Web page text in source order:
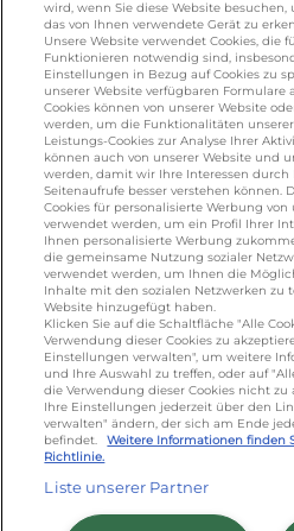
galbani.de/
salakis.de/
omiramilch.de
Lactalis Deutschland
887 366 /
Omira Bodenseemilch
(0)751 887
wird, wenn Sie diese Website
das von Ihnen verwendete Gerät zu
Unsere Website verwendet Cookies, die
Funktionieren notwendig sind,
Einstellungen in Bezug auf Cookies zu
unserer Website verfügbaren Formulare
Cookies können von unserer Website
werden, um die Funktionalitäten unserer
Leistungs-Cookies zur Analyse Ihrer
können auch von unserer Website und
werden, damit wir Ihre Interessen durch
Seitenaufrufe besser verstehen können.
Cookies für personalisierte Werbung von
verwendet werden, um ein Profil Ihrer
Ihnen personalisierte Werbung
die gemeinsame Nutzung sozialer
verwendet werden, um Ihnen die
Inhalte mit den sozialen Netzwerken zu
Website hinzugefügt haben.
Klicken Sie auf die Schaltfläche "Alle
Verwendung dieser Cookies zu
Einstellungen verwalten", um weitere
und Ihre Auswahl zu treffen, oder auf
die Verwendung dieser Cookies nicht zu
Ihre Einstellungen jederzeit über den
verwalten" ändern, der sich am Ende
befindet.
Weitere Informationen finden
Richtlinie.
Liste unserer Partner